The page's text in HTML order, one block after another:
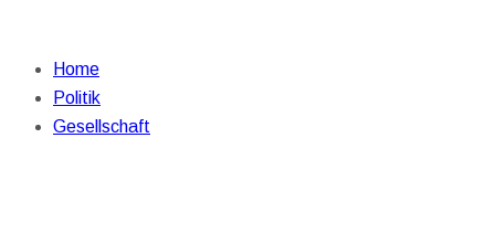
Home
Politik
Gesellschaft